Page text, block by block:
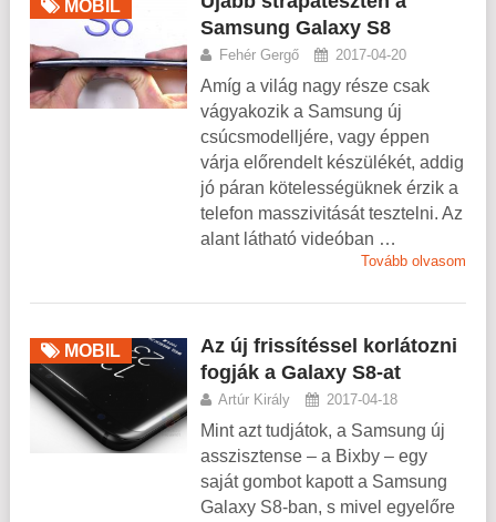
MOBIL
Samsung Galaxy S8
Fehér Gergő 2017-04-20
Amíg a világ nagy része csak
vágyakozik a Samsung új
csúcsmodelljére, vagy éppen
várja előrendelt készülékét, addig
jó páran kötelességüknek érzik a
telefon masszivitását tesztelni. Az
alant látható videóban …
Tovább olvasom
MOBIL
Az új frissítéssel korlátozni
fogják a Galaxy S8-at
Artúr Király 2017-04-18
Mint azt tudjátok, a Samsung új
asszisztense – a Bixby – egy
saját gombot kapott a Samsung
Galaxy S8-ban, s mivel egyelőre